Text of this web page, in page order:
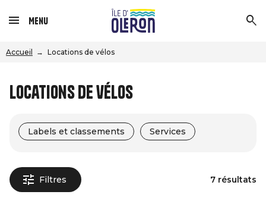
Menu
Accueil Locations de vélos
Locations de vélos
Labels et classements Services
Filtres 7 résultats